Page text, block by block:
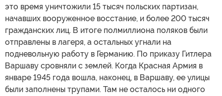
это время уничтожили 15 тысяч польских партизан,
начавших вооруженное восстание, и более 200 тысяч
гражданских лиц. В итоге полмиллиона поляков были
отправлены в лагеря, а остальных угнали на
подневольную работу в Германию. По приказу Гитлера
Варшаву сровняли с землей. Когда Красная Армия в
январе 1945 года вошла, наконец, в Варшаву, ее улицы
были заполнены трупами. Там не осталось ни одного